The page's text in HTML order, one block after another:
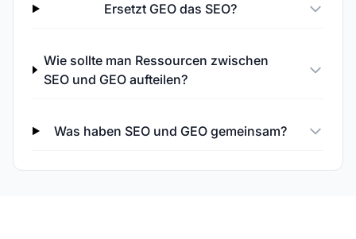
Ersetzt GEO das SEO?
Wie sollte man Ressourcen zwischen
SEO und GEO aufteilen?
Was haben SEO und GEO gemeinsam?